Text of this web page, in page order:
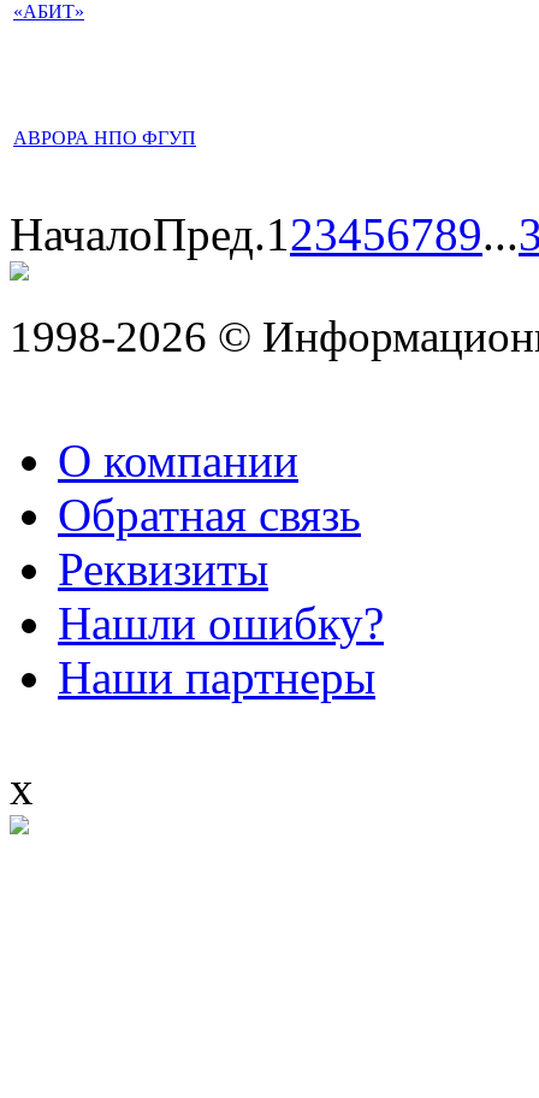
«АБИТ»
АВРОРА НПО ФГУП
НачалоПред.123456789...
1998-2026 ©
О компании
Обратная связь
Реквизиты
Нашли ошибку?
Наши партнеры
x